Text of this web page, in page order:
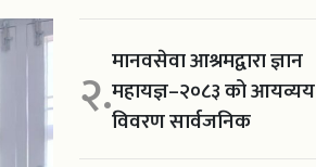
२.मानवसेवा आश्रमद्वारा ज्ञान
महायज्ञ–२०८३ को आयव्यय
विवरण सार्वजनिक